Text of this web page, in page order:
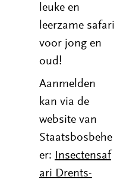
leuke en
leerzame safari
voor jong en
oud!
Aanmelden
kan via de
website van
Staatsbosbehe
er:
Insectensaf
ari Drents-